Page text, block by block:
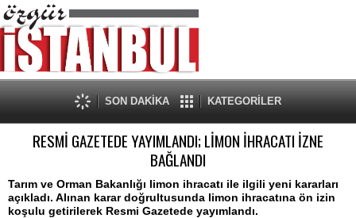
SON DAKİKA KATEGORİLER
RESMİ GAZETEDE YAYIMLANDI; LİMON İHRACATI İZNE
BAĞLANDI
Tarım ve Orman Bakanlığı limon ihracatı ile ilgili yeni kararları
açıkladı. Alınan karar doğrultusunda limon ihracatına ön izin
koşulu getirilerek Resmi Gazetede yayımlandı.